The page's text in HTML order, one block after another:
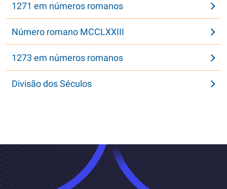
1271 em números romanos
Número romano MCCLXXIII
1273 em números romanos
Divisão dos Séculos